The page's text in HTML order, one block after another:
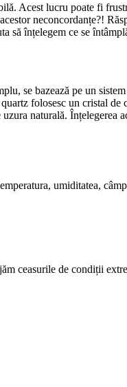
Acest lucru poate fi
neconcordanțe?!
să înțelegem ce se
se bazează pe un
folosesc un cristal
naturală. Înțelegerea
umiditatea,
ceasurile de condiții